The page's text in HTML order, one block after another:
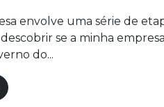
envolve uma série de
se a minha
do...